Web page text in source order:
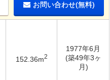
お問い合わせ(無料)
152.36m2
1977年6月
(築49年3ヶ
月)